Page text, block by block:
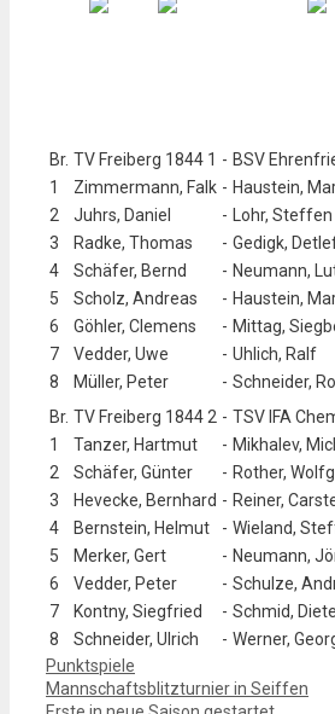
Br. TV Freiberg 1844 1 - BSV
1
Zimmermann, Falk - Haustein,
2
Juhrs, Daniel - Lohr, Steffen
3
Radke, Thomas - Gedigk,
4
Schäfer, Bernd - Neumann,
5
Scholz, Andreas - Haustein,
6
Göhler, Clemens - Mittag,
7
Vedder, Uwe - Uhlich, Ralf
8
Müller, Peter - Schneider,
Br. TV Freiberg 1844 2 - TSV IFA
1
Tanzer, Hartmut - Mikhalev,
2
Schäfer, Günter - Rother,
3
Hevecke, Bernhard - Reiner,
4
Bernstein, Helmut - Wieland,
5
Merker, Gert - Neumann,
6
Vedder, Peter - Schulze,
7
Kontny, Siegfried - Schmid,
8
Schneider, Ulrich - Werner,
Kategorien
Punktspiele
Mannschaftsblitzturnier in Seiffen